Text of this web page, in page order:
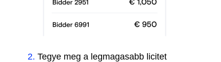
2. Tegye meg a legmagasabb licitet